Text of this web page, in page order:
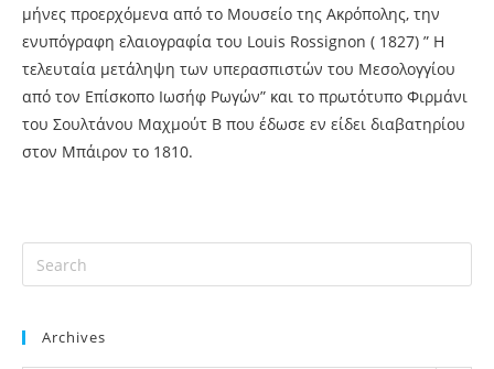
μήνες προερχόμενα από το Μουσείο της Ακρόπολης, την
ενυπόγραφη ελαιογραφία του Louis Rossignon ( 1827) ” Η
τελευταία μετάληψη των υπερασπιστών του Μεσολογγίου
από τον Επίσκοπο Ιωσήφ Ρωγών” και το πρωτότυπο Φιρμάνι
του Σουλτάνου Μαχμούτ Β που έδωσε εν είδει διαβατηρίου
στον Μπάιρον το 1810.
Archives